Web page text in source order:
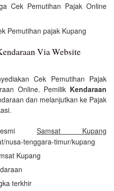
Cek Pemutihan Pajak Online
Pemutihan pajak Kupang
Via Website
Cek Pemutihan Pajak
Online. Pemilik Kendaraan
dan melanjutkan ke Pajak
Samsat Kupang
nusa-tenggara-timur/kupang
Kupang
terkhir